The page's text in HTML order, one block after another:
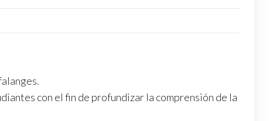
con el fin de profundizar la comprensión de la